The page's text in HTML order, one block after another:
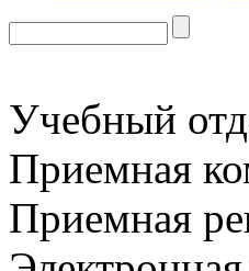
Учебный
Приемная
Приемная